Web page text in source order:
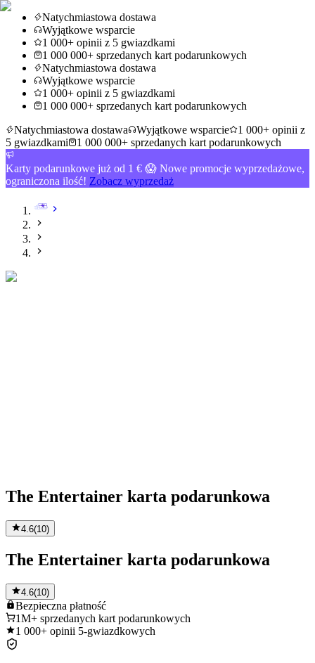
Natychmiastowa dostawa
Wyjątkowe wsparcie
1 000+ opinii z 5 gwiazdkami
1 000 000+ sprzedanych kart podarunkowych
Natychmiastowa dostawa
Wyjątkowe wsparcie
1 000+ opinii z 5 gwiazdkami
1 000 000+ sprzedanych kart podarunkowych
Natychmiastowa dostawa
Wyjątkowe wsparcie
1 000+ opinii z
5 gwiazdkami
1 000 000+ sprzedanych kart podarunkowych
Karty podarunkowe już od 1 € 😱 Nowe promocje wyprzedażowe,
ograniczona ilość! Zobacz wyprzedaż
The Entertainer karta podarunkowa
4.6(10)
The Entertainer karta podarunkowa
4.6(10)
Bezpieczna płatność
1M+ sprzedanych kart podarunkowych
1 000+ opinii 5-gwiazdkowych